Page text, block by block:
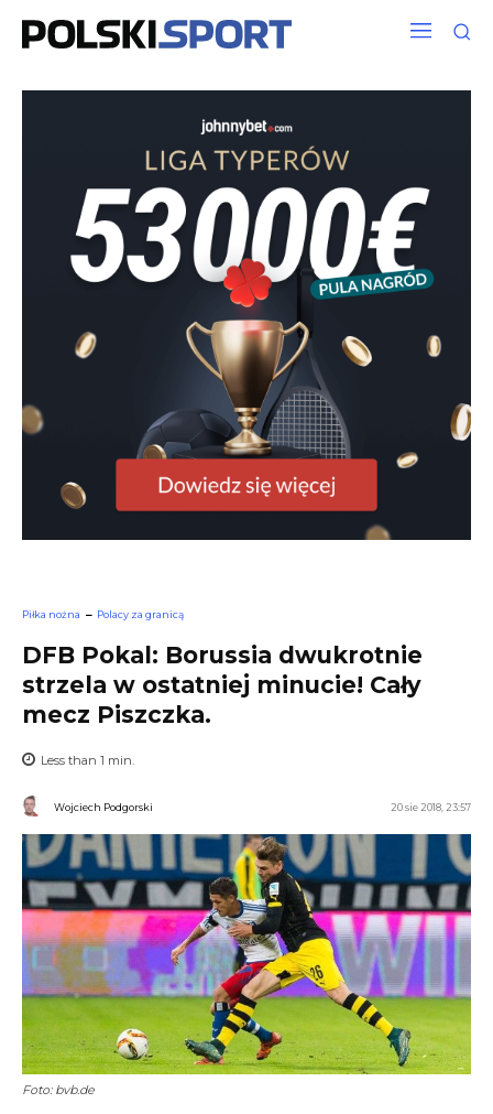
Piłka nożna Polacy za granicą
DFB Pokal: Borussia dwukrotnie
strzela w ostatniej minucie! Cały
mecz Piszczka.
Less than 1 min.
Wojciech Podgorski 20 sie 2018, 23:57
Foto: bvb.de